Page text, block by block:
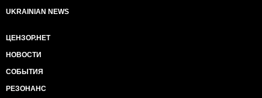
UKRAINIAN NEWS
ЦЕНЗОР.НЕТ
НОВОСТИ
СОБЫТИЯ
РЕЗОНАНС